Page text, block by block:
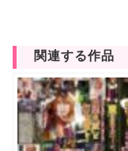
関連する作品